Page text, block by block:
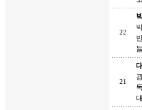
22
21